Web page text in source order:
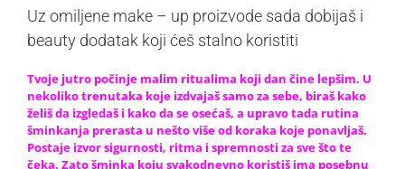
Uz omiljene make – up proizvode sada dobijaš i
beauty dodatak koji ćeš stalno koristiti
Tvoje jutro počinje malim ritualima koji dan čine lepšim. U
nekoliko trenutaka koje izdvajaš samo za sebe, biraš kako
želiš da izgledaš i kako da se osećaš, a upravo tada rutina
šminkanja prerasta u nešto više od koraka koje ponavljaš.
Postaje izvor sigurnosti, ritma i spremnosti za sve što te
čeka. Zato šminka koju svakodnevno koristiš ima posebnu